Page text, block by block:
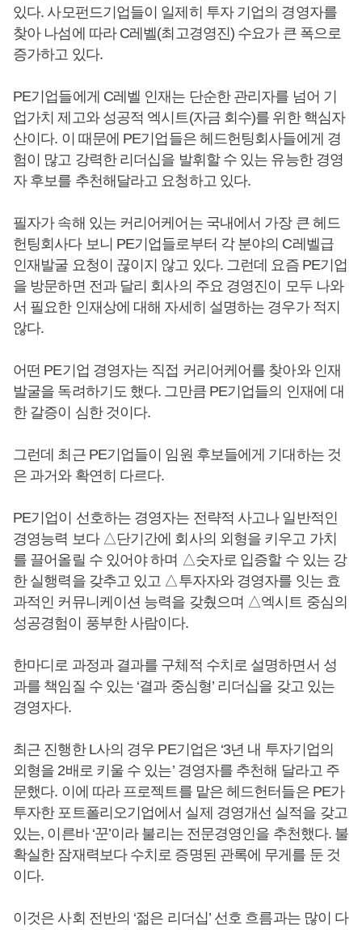
있다. 사모펀드기업들이 일제히 투자 기업의 경영자를
찾아 나섬에 따라 C레벨(최고경영진) 수요가 큰 폭으로
증가하고 있다.
PE기업들에게 C레벨 인재는 단순한 관리자를 넘어 기
업가치 제고와 성공적 엑시트(자금 회수)를 위한 핵심자
산이다. 이 때문에 PE기업들은 헤드헌팅회사들에게 경
험이 많고 강력한 리더십을 발휘할 수 있는 유능한 경영
자 후보를 추천해달라고 요청하고 있다.
필자가 속해 있는 커리어케어는 국내에서 가장 큰 헤드
헌팅회사다 보니 PE기업들로부터 각 분야의 C레벨급
인재발굴 요청이 끊이지 않고 있다. 그런데 요즘 PE기업
을 방문하면 전과 달리 회사의 주요 경영진이 모두 나와
서 필요한 인재상에 대해 자세히 설명하는 경우가 적지
않다.
어떤 PE기업 경영자는 직접 커리어케어를 찾아와 인재
발굴을 독려하기도 했다. 그만큼 PE기업들의 인재에 대
한 갈증이 심한 것이다.
그런데 최근 PE기업들이 임원 후보들에게 기대하는 것
은 과거와 확연히 다르다.
PE기업이 선호하는 경영자는 전략적 사고나 일반적인
경영능력 보다 △단기간에 회사의 외형을 키우고 가치
를 끌어올릴 수 있어야 하며 △숫자로 입증할 수 있는 강
한 실행력을 갖추고 있고 △투자자와 경영자를 잇는 효
과적인 커뮤니케이션 능력을 갖췄으며 △엑시트 중심의
성공경험이 풍부한 사람이다.
한마디로 과정과 결과를 구체적 수치로 설명하면서 성
과를 책임질 수 있는 ‘결과 중심형’ 리더십을 갖고 있는
경영자다.
최근 진행한 L사의 경우 PE기업은 ‘3년 내 투자기업의
외형을 2배로 키울 수 있는’ 경영자를 추천해 달라고 주
문했다. 이에 따라 프로젝트를 맡은 헤드헌터들은 PE가
투자한 포트폴리오기업에서 실제 경영개선 실적을 갖고
있는, 이른바 ‘꾼’이라 불리는 전문경영인을 추천했다. 불
확실한 잠재력보다 수치로 증명된 관록에 무게를 둔 것
이다.
이것은 사회 전반의 ‘젊은 리더십’ 선호 흐름과는 많이 다